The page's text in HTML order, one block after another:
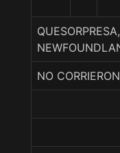
NO